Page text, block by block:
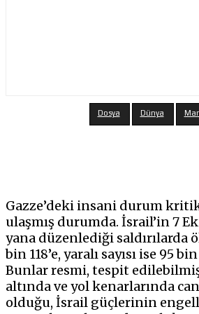
Dosya Dünya
Gazze’deki insani durum
ulaşmış durumda. İsrail’in 7
yana düzenlediği saldırılarda
bin 118’e, yaralı sayısı ise 95
Bunlar resmi, tespit
altında ve yol kenarlarında
olduğu, İsrail güçlerinin